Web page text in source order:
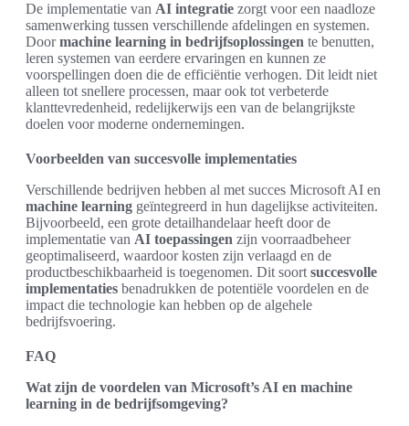
De implementatie van AI integratie zorgt voor een naadloze
samenwerking tussen verschillende afdelingen en systemen.
Doormachine learning in bedrijfsoplossingen te benutten,
leren systemen van eerdere ervaringen en kunnen ze
voorspellingen doen die de efficiëntie verhogen. Dit leidt niet
alleen tot snellere processen, maar ook tot verbeterde
klanttevredenheid, redelijkerwijs een van de belangrijkste
doelen voor moderne ondernemingen.
Voorbeelden van succesvolle implementaties
Verschillende bedrijven hebben al met succes Microsoft AI en
machine learning geïntegreerd in hun dagelijkse activiteiten.
Bijvoorbeeld, een grote detailhandelaar heeft door de
implementatie van AI toepassingen zijn voorraadbeheer
geoptimaliseerd, waardoor kosten zijn verlaagd en de
productbeschikbaarheid is toegenomen. Dit soort succesvolle
implementaties benadrukken de potentiële voordelen en de
impact die technologie kan hebben op de algehele
bedrijfsvoering.
FAQ
Wat zijn de voordelen van Microsoft’s AI en machine
learning in de bedrijfsomgeving?